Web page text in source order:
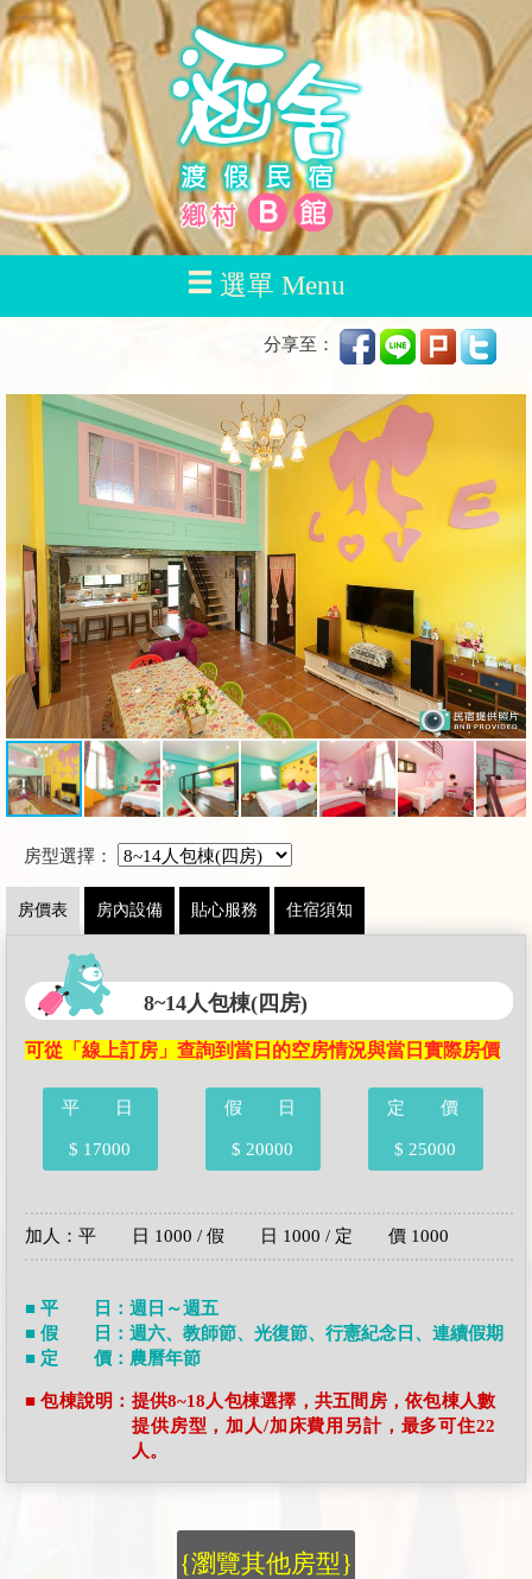
選單 Menu
分享至：
房型選擇：
房價表 房內設備 貼心服務 住宿須知
8~14人包棟(四房)
可從「線上訂房」查詢到當日的空房情況與當日實際房價
平 日
$ 17000
假 日
$ 20000
定 價
$ 25000
加人：平 日 1000 / 假 日 1000 / 定 價 1000
■ 平 日：週日～週五
■ 假 日：週六、教師節、光復節、行憲紀念日、連續假期
■ 定 價：農曆年節
■ 包棟說明：提供8~18人包棟選擇，共五間房，依包棟人數
提供房型，加人/加床費用另計，最多可住22
人。
{瀏覽其他房型}